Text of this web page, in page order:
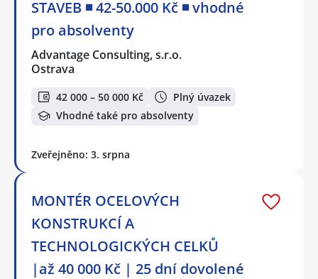
STAVEB ◾ 42-50.000 Kč ◾ vhodné
pro absolventy
Advantage Consulting, s.r.o.
Ostrava
42 000 – 50 000 Kč
Plný úvazek
Vhodné také pro absolventy
Zveřejněno: 3. srpna
MONTÉR OCELOVÝCH
KONSTRUKCÍ A
TECHNOLOGICKÝCH CELKŮ
|až 40 000 Kč | 25 dní dovolené